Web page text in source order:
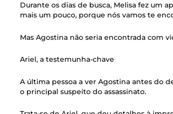
Durante os dias de busca, Melisa fez um
mais um pouco, porque nós vamos te
Mas Agostina não seria encontrada com
Ariel, a testemunha-chave
A última pessoa a ver Agostina antes do
o principal suspeito do assassinato.